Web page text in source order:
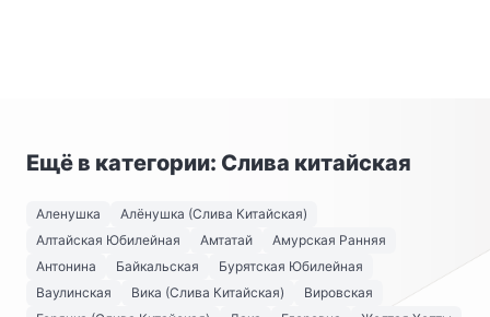
Ещё в категории: Слива китайская
Аленушка
Алёнушка (Слива Китайская)
Алтайская Юбилейная
Амтатай
Амурская Ранняя
Антонина
Байкальская
Бурятская Юбилейная
Ваулинская
Вика (Слива Китайская)
Вировская